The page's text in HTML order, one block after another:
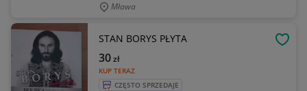
Mława
STAN BORYS PŁYTA
KUP TERAZ
30zł
CZĘSTO SPRZEDAJE